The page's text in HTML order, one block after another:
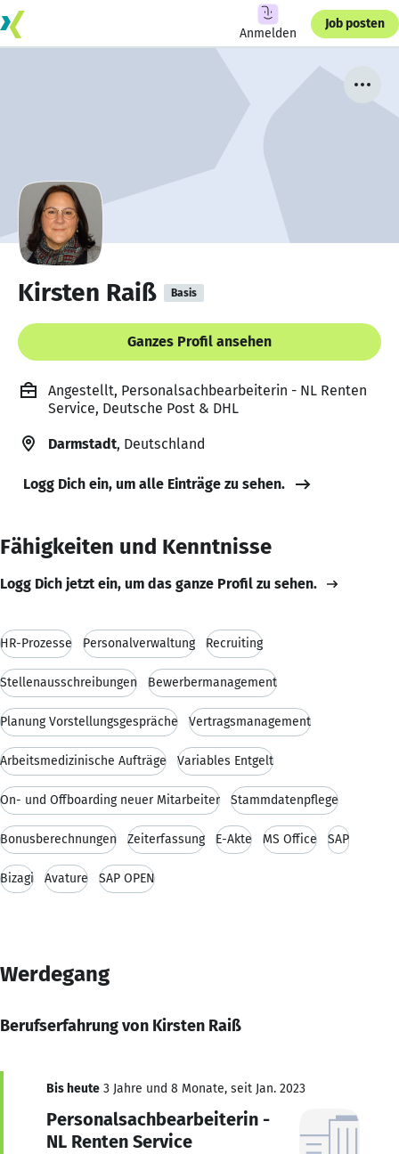
Anmelden
Job posten
Kirsten Raiß Basis
Ganzes Profil ansehen
Angestellt, Personalsachbearbeiterin - NL Renten
Service, Deutsche Post & DHL
Darmstadt, Deutschland
Logg Dich ein, um alle Einträge zu sehen.
Fähigkeiten und Kenntnisse
Logg Dich jetzt ein, um das ganze Profil zu sehen.
HR-Prozesse Personalverwaltung Recruiting
Stellenausschreibungen Bewerbermanagement
Planung Vorstellungsgespräche Vertragsmanagement
Arbeitsmedizinische Aufträge Variables Entgelt
On- und Offboarding neuer Mitarbeiter Stammdatenpflege
Bonusberechnungen Zeiterfassung E-Akte MS Office SAP
Bizagi Avature SAP OPEN
Werdegang
Berufserfahrung von Kirsten Raiß
Bis heute 3 Jahre und 8 Monate, seit Jan. 2023
Personalsachbearbeiterin -
NL Renten Service